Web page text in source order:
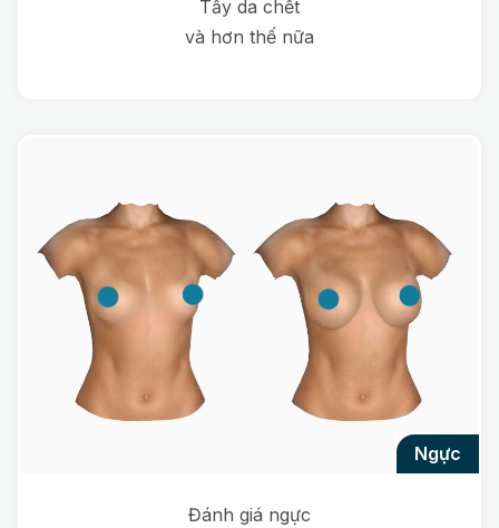
Tẩy da chết
và hơn thế nữa
ngực
Đánh giá ngực